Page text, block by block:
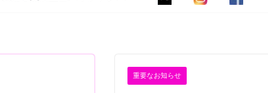
重要なお知らせ